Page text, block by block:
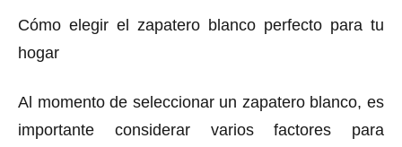
Cómo elegir el zapatero blanco perfecto para tu
hogar
Al momento de seleccionar un zapatero blanco, es
importante considerar varios factores para